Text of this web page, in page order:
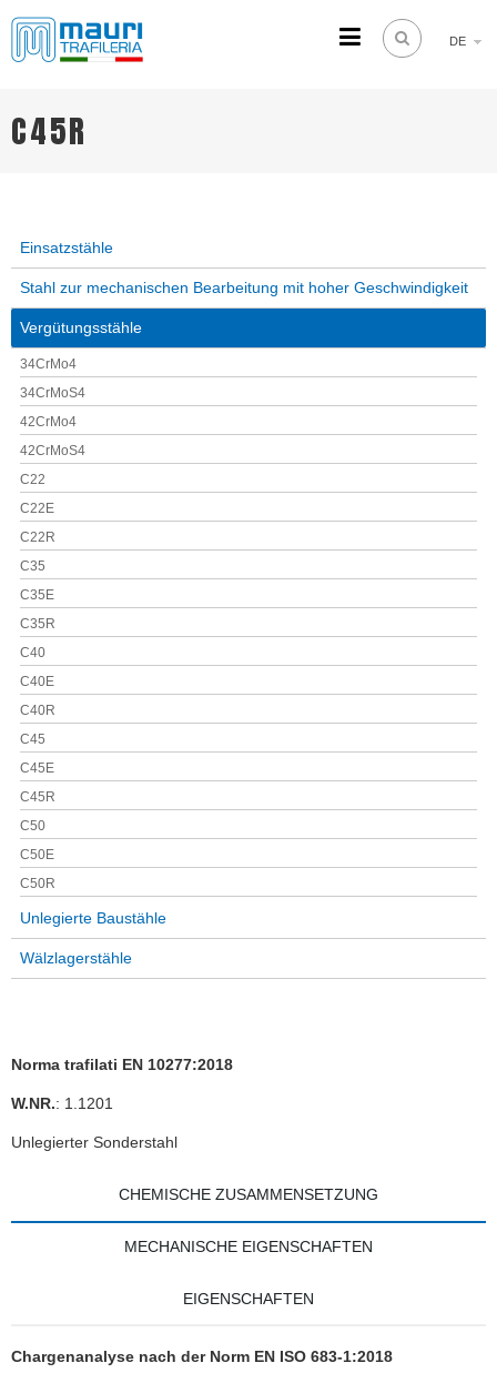
DE
C45R
Einsatzstähle
Stahl zur mechanischen Bearbeitung mit hoher Geschwindigkeit
Vergütungsstähle
34CrMo4
34CrMoS4
42CrMo4
42CrMoS4
C22
C22E
C22R
C35
C35E
C35R
C40
C40E
C40R
C45
C45E
C45R
C50
C50E
C50R
Unlegierte Baustähle
Wälzlagerstähle
Norma trafilati EN 10277:2018
W.NR.: 1.1201
Unlegierter Sonderstahl
CHEMISCHE ZUSAMMENSETZUNG
MECHANISCHE EIGENSCHAFTEN
EIGENSCHAFTEN
Chargenanalyse nach der Norm EN ISO 683-1:2018